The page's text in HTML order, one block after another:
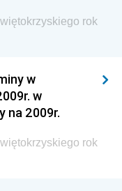
rok
w
w
na 2009r.
rok